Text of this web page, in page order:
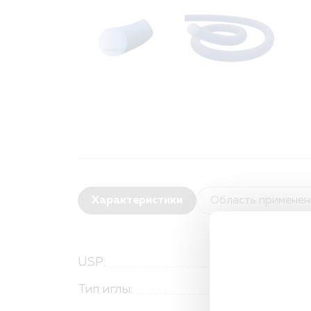
Характеристики Область
USP:
Тип иглы: